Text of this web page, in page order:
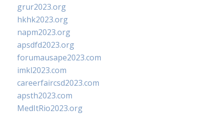
grur2023.org
hkhk2023.org
napm2023.org
apsdfd2023.org
forumausape2023.com
imkl2023.com
careerfaircsd2023.com
apsth2023.com
MedItRio2023.org